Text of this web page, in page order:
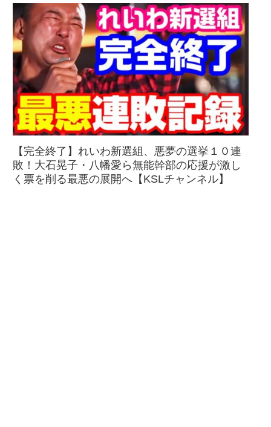
【完全終了】れいわ新選組、悪夢の選挙１０連
敗！大石晃子・八幡愛ら無能幹部の応援が激し
く票を削る最悪の展開へ【KSLチャンネル】